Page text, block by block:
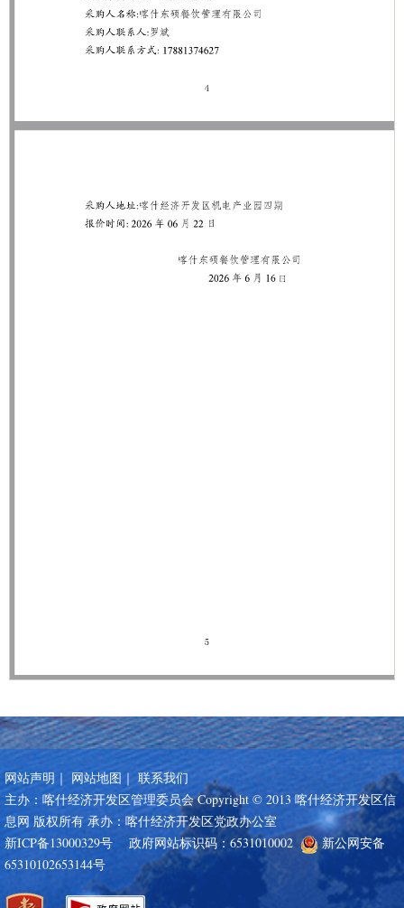
网站声明 ｜ 网站地图 ｜ 联系我们
主办：喀什经济开发区管理委员会 Copyright © 2013 喀什经济开发区信
息网 版权所有 承办：喀什经济开发区党政办公室
新ICP备13000329号 政府网站标识码：6531010002
新公网安备
65310102653144号